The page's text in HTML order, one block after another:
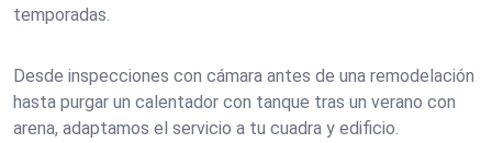
temporadas.
Desde inspecciones con cámara antes de una remodelación
hasta purgar un calentador con tanque tras un verano con
arena, adaptamos el servicio a tu cuadra y edificio.